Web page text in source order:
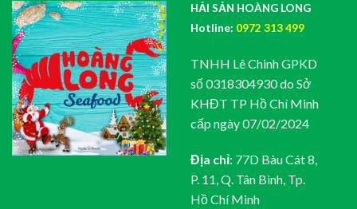
HẢI SẢN HOÀNG LONG
Hotline: 0972 313 499
TNHH Lê Chinh GPKD
số 0318304930 do Sở
KHĐT TP Hồ Chí Minh
cấp ngày 07/02/2024
Địa chỉ: 77D Bàu Cát 8,
P. 11, Q. Tân Bình, Tp.
Hồ Chí Minh